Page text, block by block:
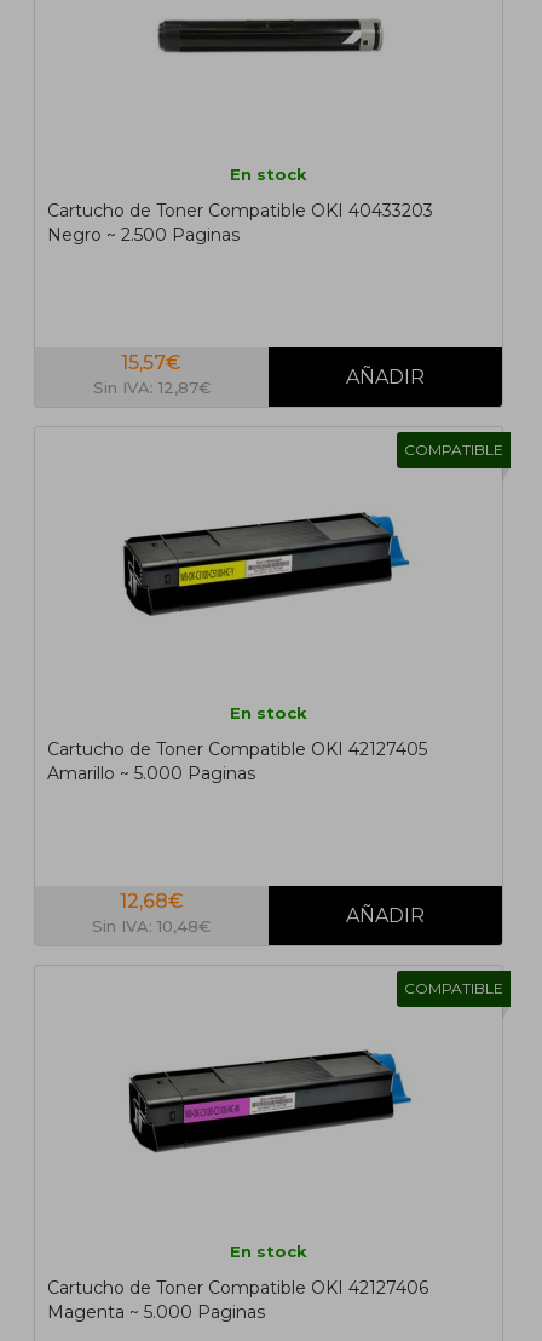
En stock
Cartucho de Toner Compatible OKI 40433203
Negro ~ 2.500 Paginas
15,57€
Sin IVA: 12,87€
COMPATIBLE
En stock
Cartucho de Toner Compatible OKI 42127405
Amarillo ~ 5.000 Paginas
12,68€
Sin IVA: 10,48€
COMPATIBLE
En stock
Cartucho de Toner Compatible OKI 42127406
Magenta ~ 5.000 Paginas